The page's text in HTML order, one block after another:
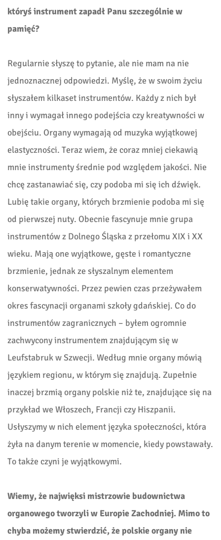
któryś instrument zapadł Panu szczególnie w
pamięć?
Regularnie słyszę to pytanie, ale nie mam na nie
jednoznacznej odpowiedzi. Myślę, że w swoim życiu
słyszałem kilkaset instrumentów. Każdy z nich był
inny i wymagał innego podejścia czy kreatywności w
obejściu. Organy wymagają od muzyka wyjątkowej
elastyczności. Teraz wiem, że coraz mniej ciekawią
mnie instrumenty średnie pod względem jakości. Nie
chcę zastanawiać się, czy podoba mi się ich dźwięk.
Lubię takie organy, których brzmienie podoba mi się
od pierwszej nuty. Obecnie fascynuje mnie grupa
instrumentów z Dolnego Śląska z przełomu XIX i XX
wieku. Mają one wyjątkowe, gęste i romantyczne
brzmienie, jednak ze słyszalnym elementem
konserwatywności. Przez pewien czas przeżywałem
okres fascynacji organami szkoły gdańskiej. Co do
instrumentów zagranicznych – byłem ogromnie
zachwycony instrumentem znajdującym się w
Leufstabruk w Szwecji. Według mnie organy mówią
językiem regionu, w którym się znajdują. Zupełnie
inaczej brzmią organy polskie niż te, znajdujące się na
przykład we Włoszech, Francji czy Hiszpanii.
Usłyszymy w nich element języka społeczności, która
żyła na danym terenie w momencie, kiedy powstawały.
To także czyni je wyjątkowymi.
Wiemy, że najwięksi mistrzowie budownictwa
organowego tworzyli w Europie Zachodniej. Mimo to
chyba możemy stwierdzić, że polskie organy nie